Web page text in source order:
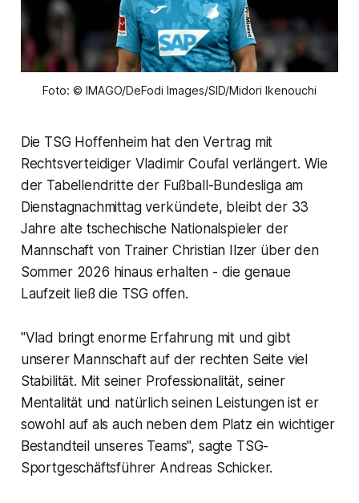
Foto: © IMAGO/DeFodi Images/SID/Midori Ikenouchi
Die TSG Hoffenheim hat den Vertrag mit
Rechtsverteidiger Vladimir Coufal verlängert. Wie
der Tabellendritte der Fußball-Bundesliga am
Dienstagnachmittag verkündete, bleibt der 33
Jahre alte tschechische Nationalspieler der
Mannschaft von Trainer Christian Ilzer über den
Sommer 2026 hinaus erhalten - die genaue
Laufzeit ließ die TSG offen.
"Vlad bringt enorme Erfahrung mit und gibt
unserer Mannschaft auf der rechten Seite viel
Stabilität. Mit seiner Professionalität, seiner
Mentalität und natürlich seinen Leistungen ist er
sowohl auf als auch neben dem Platz ein wichtiger
Bestandteil unseres Teams", sagte TSG-
Sportgeschäftsführer Andreas Schicker.